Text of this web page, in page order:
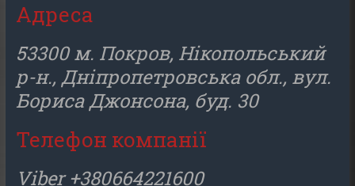
Адреса
53300 м. Покров, Нікопольський
р-н., Дніпропетровська обл., вул.
Бориса Джонсона, буд. 30
Телефон компанії
Viber +380664221600